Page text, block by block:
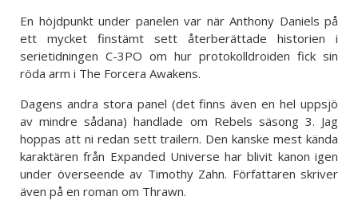
En höjdpunkt under panelen var när Anthony Daniels på
ett mycket finstämt sett återberättade historien i
serietidningen C-3PO om hur protokolldroiden fick sin
röda arm i The Forcera Awakens.
Dagens andra stora panel (det finns även en hel uppsjö
av mindre sådana) handlade om Rebels säsong 3. Jag
hoppas att ni redan sett trailern. Den kanske mest kända
karaktären från Expanded Universe har blivit kanon igen
under överseende av Timothy Zahn. Författaren skriver
även på en roman om Thrawn.